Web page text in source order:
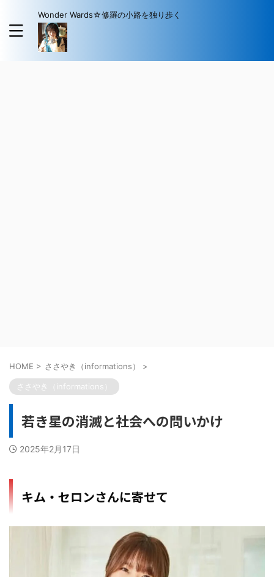
Wonder Wards☆修羅の小路を独り歩く
HOME > ささやき（informations） >
ささやき（informations）
若き星の消滅と社会への問いかけ
2025年2月17日
キム・セロンさんに寄せて